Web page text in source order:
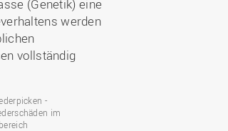
(Genetik) eine
werden
vollständig
-
im